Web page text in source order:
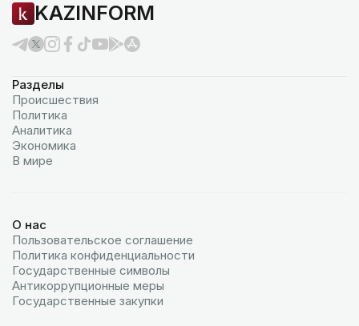
KAZINFORM
Разделы
Происшествия
Политика
Аналитика
Экономика
В мире
О нас
Пользовательское соглашение
Политика конфиденциальности
Государственные символы
Антикоррупционные меры
Государственные закупки